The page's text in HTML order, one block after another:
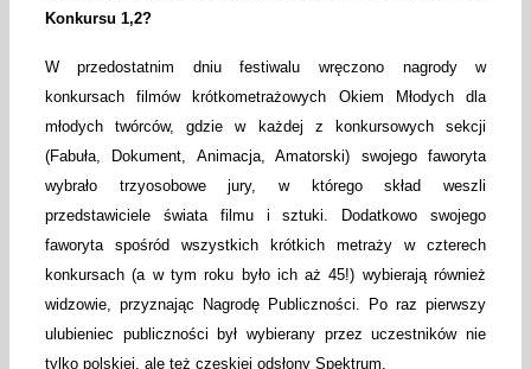
Konkursu 1,2?
W przedostatnim dniu festiwalu wręczono nagrody w
konkursach filmów krótkometrażowych Okiem Młodych dla
młodych twórców, gdzie w każdej z konkursowych sekcji
(Fabuła, Dokument, Animacja, Amatorski) swojego faworyta
wybrało trzyosobowe jury, w którego skład weszli
przedstawiciele świata filmu i sztuki. Dodatkowo swojego
faworyta spośród wszystkich krótkich metraży w czterech
konkursach (a w tym roku było ich aż 45!) wybierają również
widzowie, przyznając Nagrodę Publiczności. Po raz pierwszy
ulubieniec publiczności był wybierany przez uczestników nie
tylko polskiej, ale też czeskiej odsłony Spektrum.